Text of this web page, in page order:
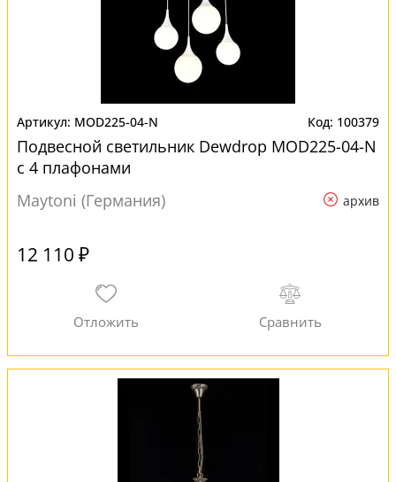
MOD225-04-N 100379
Подвесной светильник Dewdrop MOD225-04-N
с 4 плафонами
Maytoni (Германия)
архив
12 110 ₽